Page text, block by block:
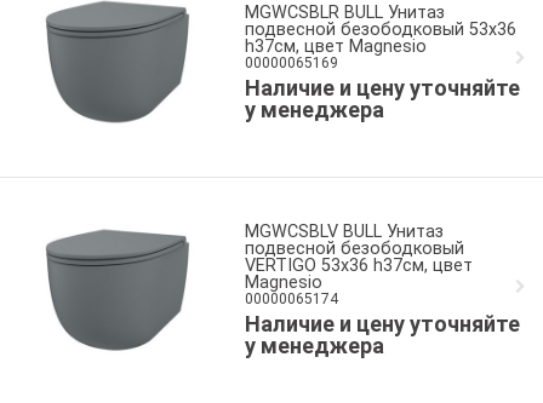
MGWCSBLR BULL Унитаз
подвесной безободковый 53x36
h37см, цвет Magnesio
00000065169
Наличие и цену уточняйте
у менеджера
MGWCSBLV BULL Унитаз
подвесной безободковый
VERTIGO 53x36 h37см, цвет
Magnesio
00000065174
Наличие и цену уточняйте
у менеджера